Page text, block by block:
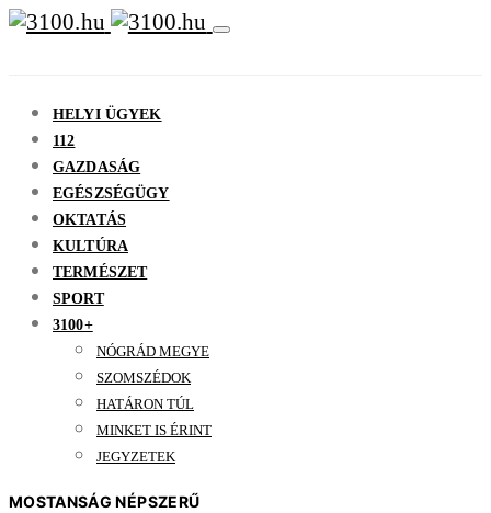
HELYI ÜGYEK
112
GAZDASÁG
EGÉSZSÉGÜGY
OKTATÁS
KULTÚRA
TERMÉSZET
SPORT
3100+
NÓGRÁD MEGYE
SZOMSZÉDOK
HATÁRON TÚL
MINKET IS ÉRINT
JEGYZETEK
MOSTANSÁG NÉPSZERŰ